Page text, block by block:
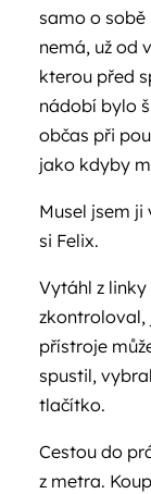
samo o sobě
nemá, už od
kterou před
nádobí bylo
občas při
jako kdyby
Musel jsem
si Felix.
Vytáhl z
zkontroloval,
přístroje
spustil,
tlačítko.
Cestou do
z metra.